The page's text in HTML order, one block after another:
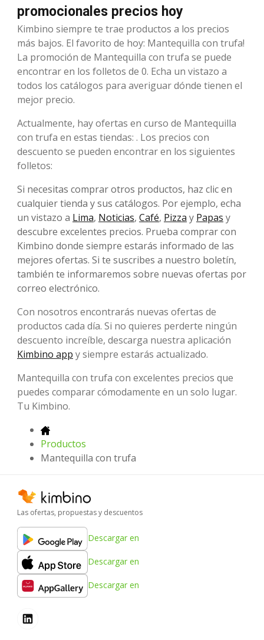
promocionales precios hoy
Kimbino siempre te trae productos a los precios
más bajos. El favorito de hoy: Mantequilla con trufa!
La promoción de Mantequilla con trufa se puede
encontrar en los folletos de 0. Echa un vistazo a
todos los catálogos para averiguar dónde tienen el
mejor precio.
Actualmente, hay ofertas en curso de Mantequilla
con trufa en estas tiendas: . Los precios con
descuento se pueden encontrar en los siguientes
folletos:
Si necesitas comprar otros productos, haz clic en
cualquier tienda y sus catálogos. Por ejemplo, echa
un vistazo a Lima, Noticias, Café, Pizza y Papas y
descubre excelentes precios. Prueba comprar con
Kimbino donde siempre estarás informado de las
mejores ofertas. Si te suscribes a nuestro boletín,
también te informaremos sobre nuevas ofertas por
correo electrónico.
Con nosotros encontrarás nuevas ofertas de
productos cada día. Si no quieres perderte ningún
descuento increíble, descarga nuestra aplicación
Kimbino app y siempre estarás actualizado.
Mantequilla con trufa con excelentes precios que
puedes comparar cómodamente en un solo lugar.
Tu Kimbino.
Productos
Mantequilla con trufa
Las ofertas, propuestas y descuentos
Descargar en
Descargar en
Descargar en